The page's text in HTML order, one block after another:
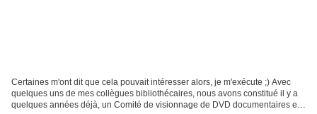
Certaines m'ont dit que cela pouvait intéresser alors, je m'exécute ;) Avec
quelques uns de mes collègues bibliothécaires, nous avons constitué il y a
quelques années déjà, un Comité de visionnage de DVD documentaires et